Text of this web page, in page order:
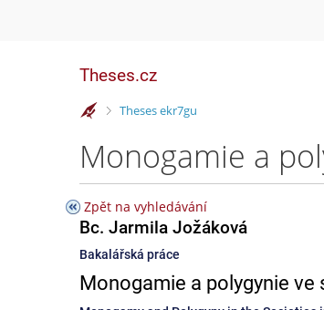
Theses.cz
>
Theses ekr7gu
Zpět na vyhledávání
Bc. Jarmila Jožáková
Bakalářská práce
Monogamie a polygynie